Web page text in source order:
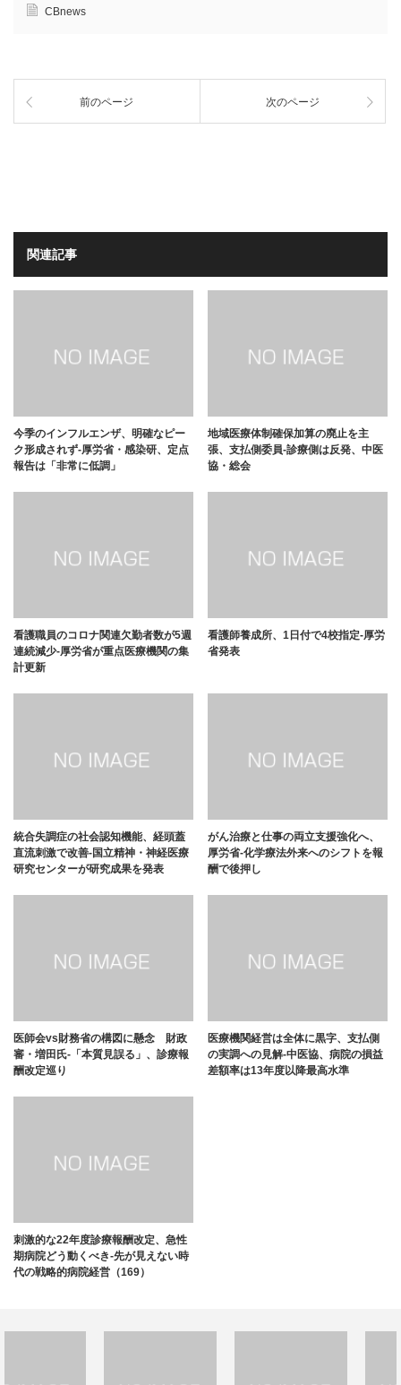
CBnews
前のページ 次のページ
関連記事
今季のインフルエンザ、明確なピー
ク形成されず-厚労省・感染研、定点
報告は「非常に低調」
地域医療体制確保加算の廃止を主
張、支払側委員-診療側は反発、中医
協・総会
看護職員のコロナ関連欠勤者数が5週
連続減少-厚労省が重点医療機関の集
計更新
看護師養成所、1日付で4校指定-厚労
省発表
統合失調症の社会認知機能、経頭蓋
直流刺激で改善-国立精神・神経医療
研究センターが研究成果を発表
がん治療と仕事の両立支援強化へ、
厚労省-化学療法外来へのシフトを報
酬で後押し
医師会vs財務省の構図に懸念 財政
審・増田氏-「本質見誤る」、診療報
酬改定巡り
医療機関経営は全体に黒字、支払側
の実調への見解-中医協、病院の損益
差額率は13年度以降最高水準
刺激的な22年度診療報酬改定、急性
期病院どう動くべき-先が見えない時
代の戦略的病院経営（169）